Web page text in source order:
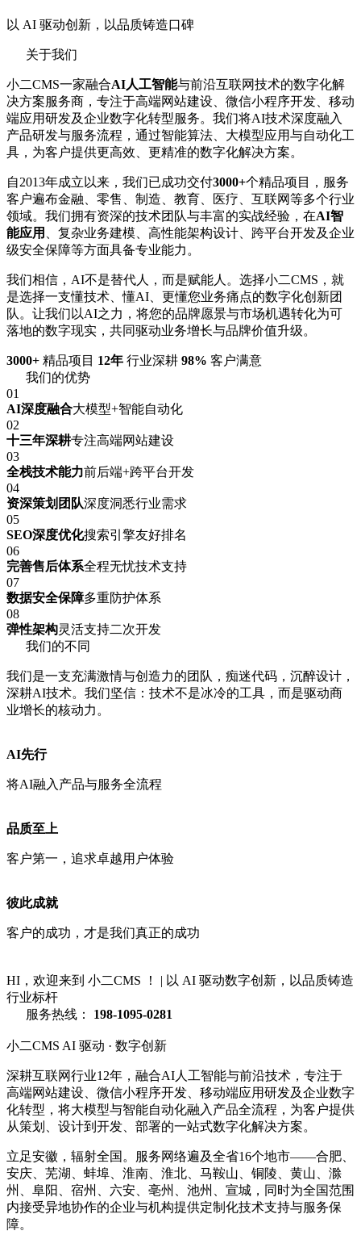
以 AI 驱动创新，以品质铸造口碑
关于我们
小二CMS一家融合AI人工智能与前沿互联网技术的数字化解
决方案服务商，专注于高端网站建设、微信小程序开发、移动
端应用研发及企业数字化转型服务。我们将AI技术深度融入
产品研发与服务流程，通过智能算法、大模型应用与自动化工
具，为客户提供更高效、更精准的数字化解决方案。
自2013年成立以来，我们已成功交付3000+个精品项目，服务
客户遍布金融、零售、制造、教育、医疗、互联网等多个行业
领域。我们拥有资深的技术团队与丰富的实战经验，在AI智
能应用
、复杂业务建模、高性能架构设计、跨平台开发及企业
级安全保障等方面具备专业能力。
我们相信，AI不是替代人，而是赋能人。选择小二CMS，就
是选择一支懂技术、懂AI、更懂您业务痛点的数字化创新团
队。让我们以AI之力，将您的品牌愿景与市场机遇转化为可
落地的数字现实，共同驱动业务增长与品牌价值升级。
3000+ 精品项目 12年 行业深耕 98% 客户满意
我们的优势
01
AI深度融合大模型+智能自动化
02
十三年深耕专注高端网站建设
03
全栈技术能力前后端+跨平台开发
04
资深策划团队深度洞悉行业需求
05
SEO深度优化搜索引擎友好排名
06
完善售后体系全程无忧技术支持
07
数据安全保障多重防护体系
08
弹性架构灵活支持二次开发
我们的不同
我们是一支充满激情与创造力的团队，痴迷代码，沉醉设计，
深耕AI技术。我们坚信：技术不是冰冷的工具，而是驱动商
业增长的核动力。
AI先行
将AI融入产品与服务全流程
品质至上
客户第一，追求卓越用户体验
彼此成就
客户的成功，才是我们真正的成功
HI，欢迎来到 小二CMS ！ | 以 AI 驱动数字创新，以品质铸造
行业标杆
服务热线：
198-1095-0281
小二CMS AI 驱动 · 数字创新
深耕互联网行业12年，融合AI人工智能与前沿技术，专注于
高端网站建设、微信小程序开发、移动端应用研发及企业数字
化转型，将大模型与智能自动化融入产品全流程，为客户提供
从策划、设计到开发、部署的一站式数字化解决方案。
立足安徽，辐射全国。服务网络遍及全省16个地市——合肥、
安庆、芜湖、蚌埠、淮南、淮北、马鞍山、铜陵、黄山、滁
州、阜阳、宿州、六安、亳州、池州、宣城，同时为全国范围
内接受异地协作的企业与机构提供定制化技术支持与服务保
障。